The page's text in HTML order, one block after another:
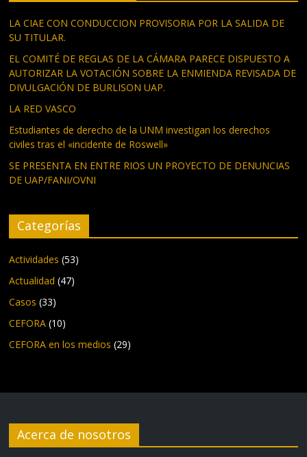
LA CIAE CON CONDUCCION PROVISORIA POR LA SALIDA DE
SU TITULAR.
EL COMITÉ DE REGLAS DE LA CÁMARA PARECE DISPUESTO A
AUTORIZAR LA VOTACIÓN SOBRE LA ENMIENDA REVISADA DE
DIVULGACIÓN DE BURLISON UAP.
LA RED VASCO
Estudiantes de derecho de la UNM investigan los derechos
civiles tras el «incidente de Roswell»
SE PRESENTA EN ENTRE RIOS UN PROYECTO DE DENUNCIAS
DE UAP/FANI/OVNI
Categorías
Actividades (53)
Actualidad (47)
Casos (33)
CEFORA (10)
CEFORA en los medios (29)
Acerca de nosotros